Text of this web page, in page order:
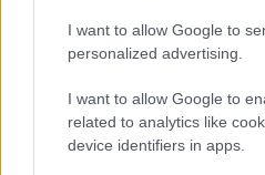
I want to allow Google to
personalized advertising.
I want to allow Google to
related to analytics like
device identifiers in apps.
Készülőben a nagy
Nézd meg a 48-as
Hírlevél